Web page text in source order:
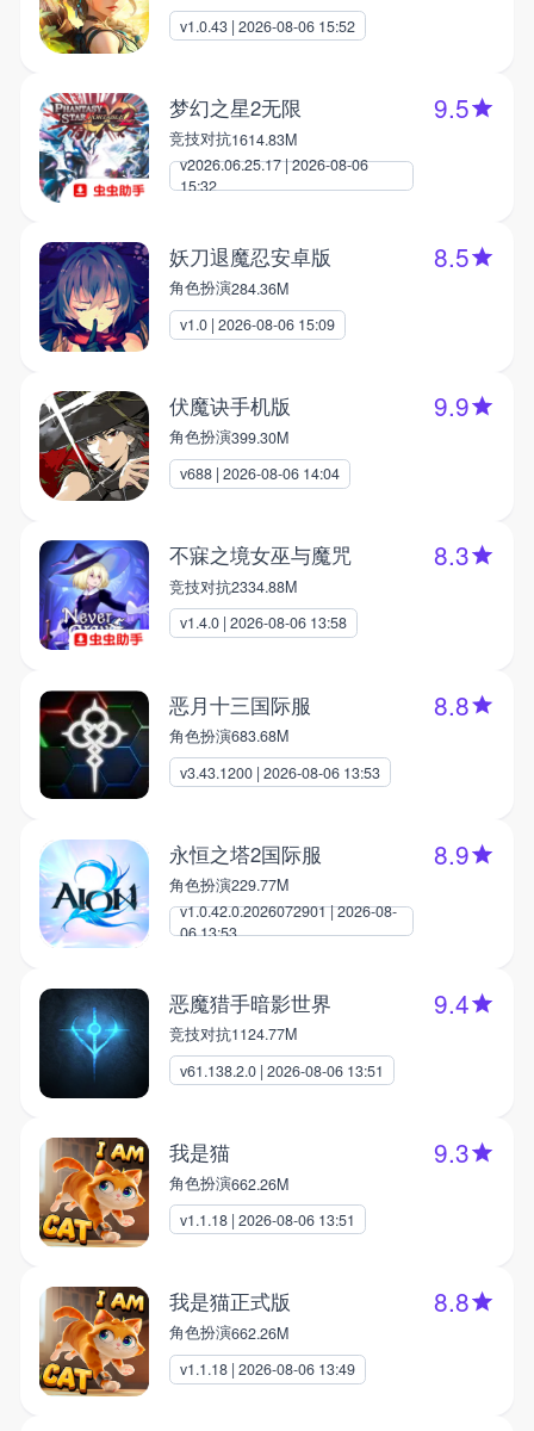
v1.0.43 | 2026-08-06 15:52
梦幻之星2无限
竞技对抗1614.83M
v2026.06.25.17 | 2026-08-06
15:32
9.5
妖刀退魔忍安卓版
角色扮演284.36M
v1.0 | 2026-08-06 15:09
8.5
伏魔诀手机版
角色扮演399.30M
v688 | 2026-08-06 14:04
9.9
不寐之境女巫与魔咒
竞技对抗2334.88M
v1.4.0 | 2026-08-06 13:58
8.3
恶月十三国际服
角色扮演683.68M
v3.43.1200 | 2026-08-06 13:53
8.8
永恒之塔2国际服
角色扮演229.77M
v1.0.42.0.2026072901 | 2026-08-
06 13:53
8.9
恶魔猎手暗影世界
竞技对抗1124.77M
v61.138.2.0 | 2026-08-06 13:51
9.4
我是猫
角色扮演662.26M
v1.1.18 | 2026-08-06 13:51
9.3
我是猫正式版
角色扮演662.26M
v1.1.18 | 2026-08-06 13:49
8.8